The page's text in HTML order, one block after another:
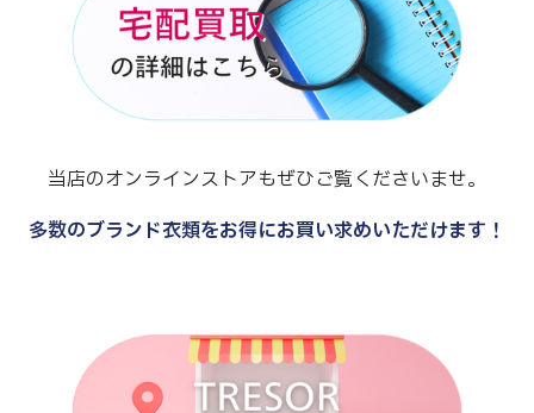
当店のオンラインストアもぜひご覧くださいませ。
多数のブランド衣類をお得にお買い求めいただけます！